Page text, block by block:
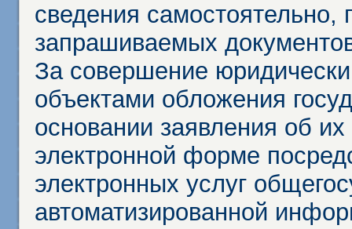
сведения
запрашиваемых
За совершение
объектами обложения
основании заявления об
электронной форме
электронных услуг
автоматизированной